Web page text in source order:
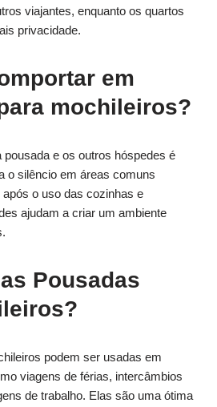
viajantes, enquanto os quartos
privacidade.
em
mochileiros?
pousada e os outros hóspedes é
o silêncio em áreas comuns
o uso das cozinhas e
ajudam a criar um ambiente
Pousadas
podem ser usadas em
viagens de férias, intercâmbios
de trabalho. Elas são uma ótima